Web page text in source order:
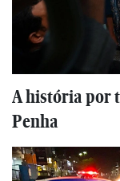
A história por
Penha